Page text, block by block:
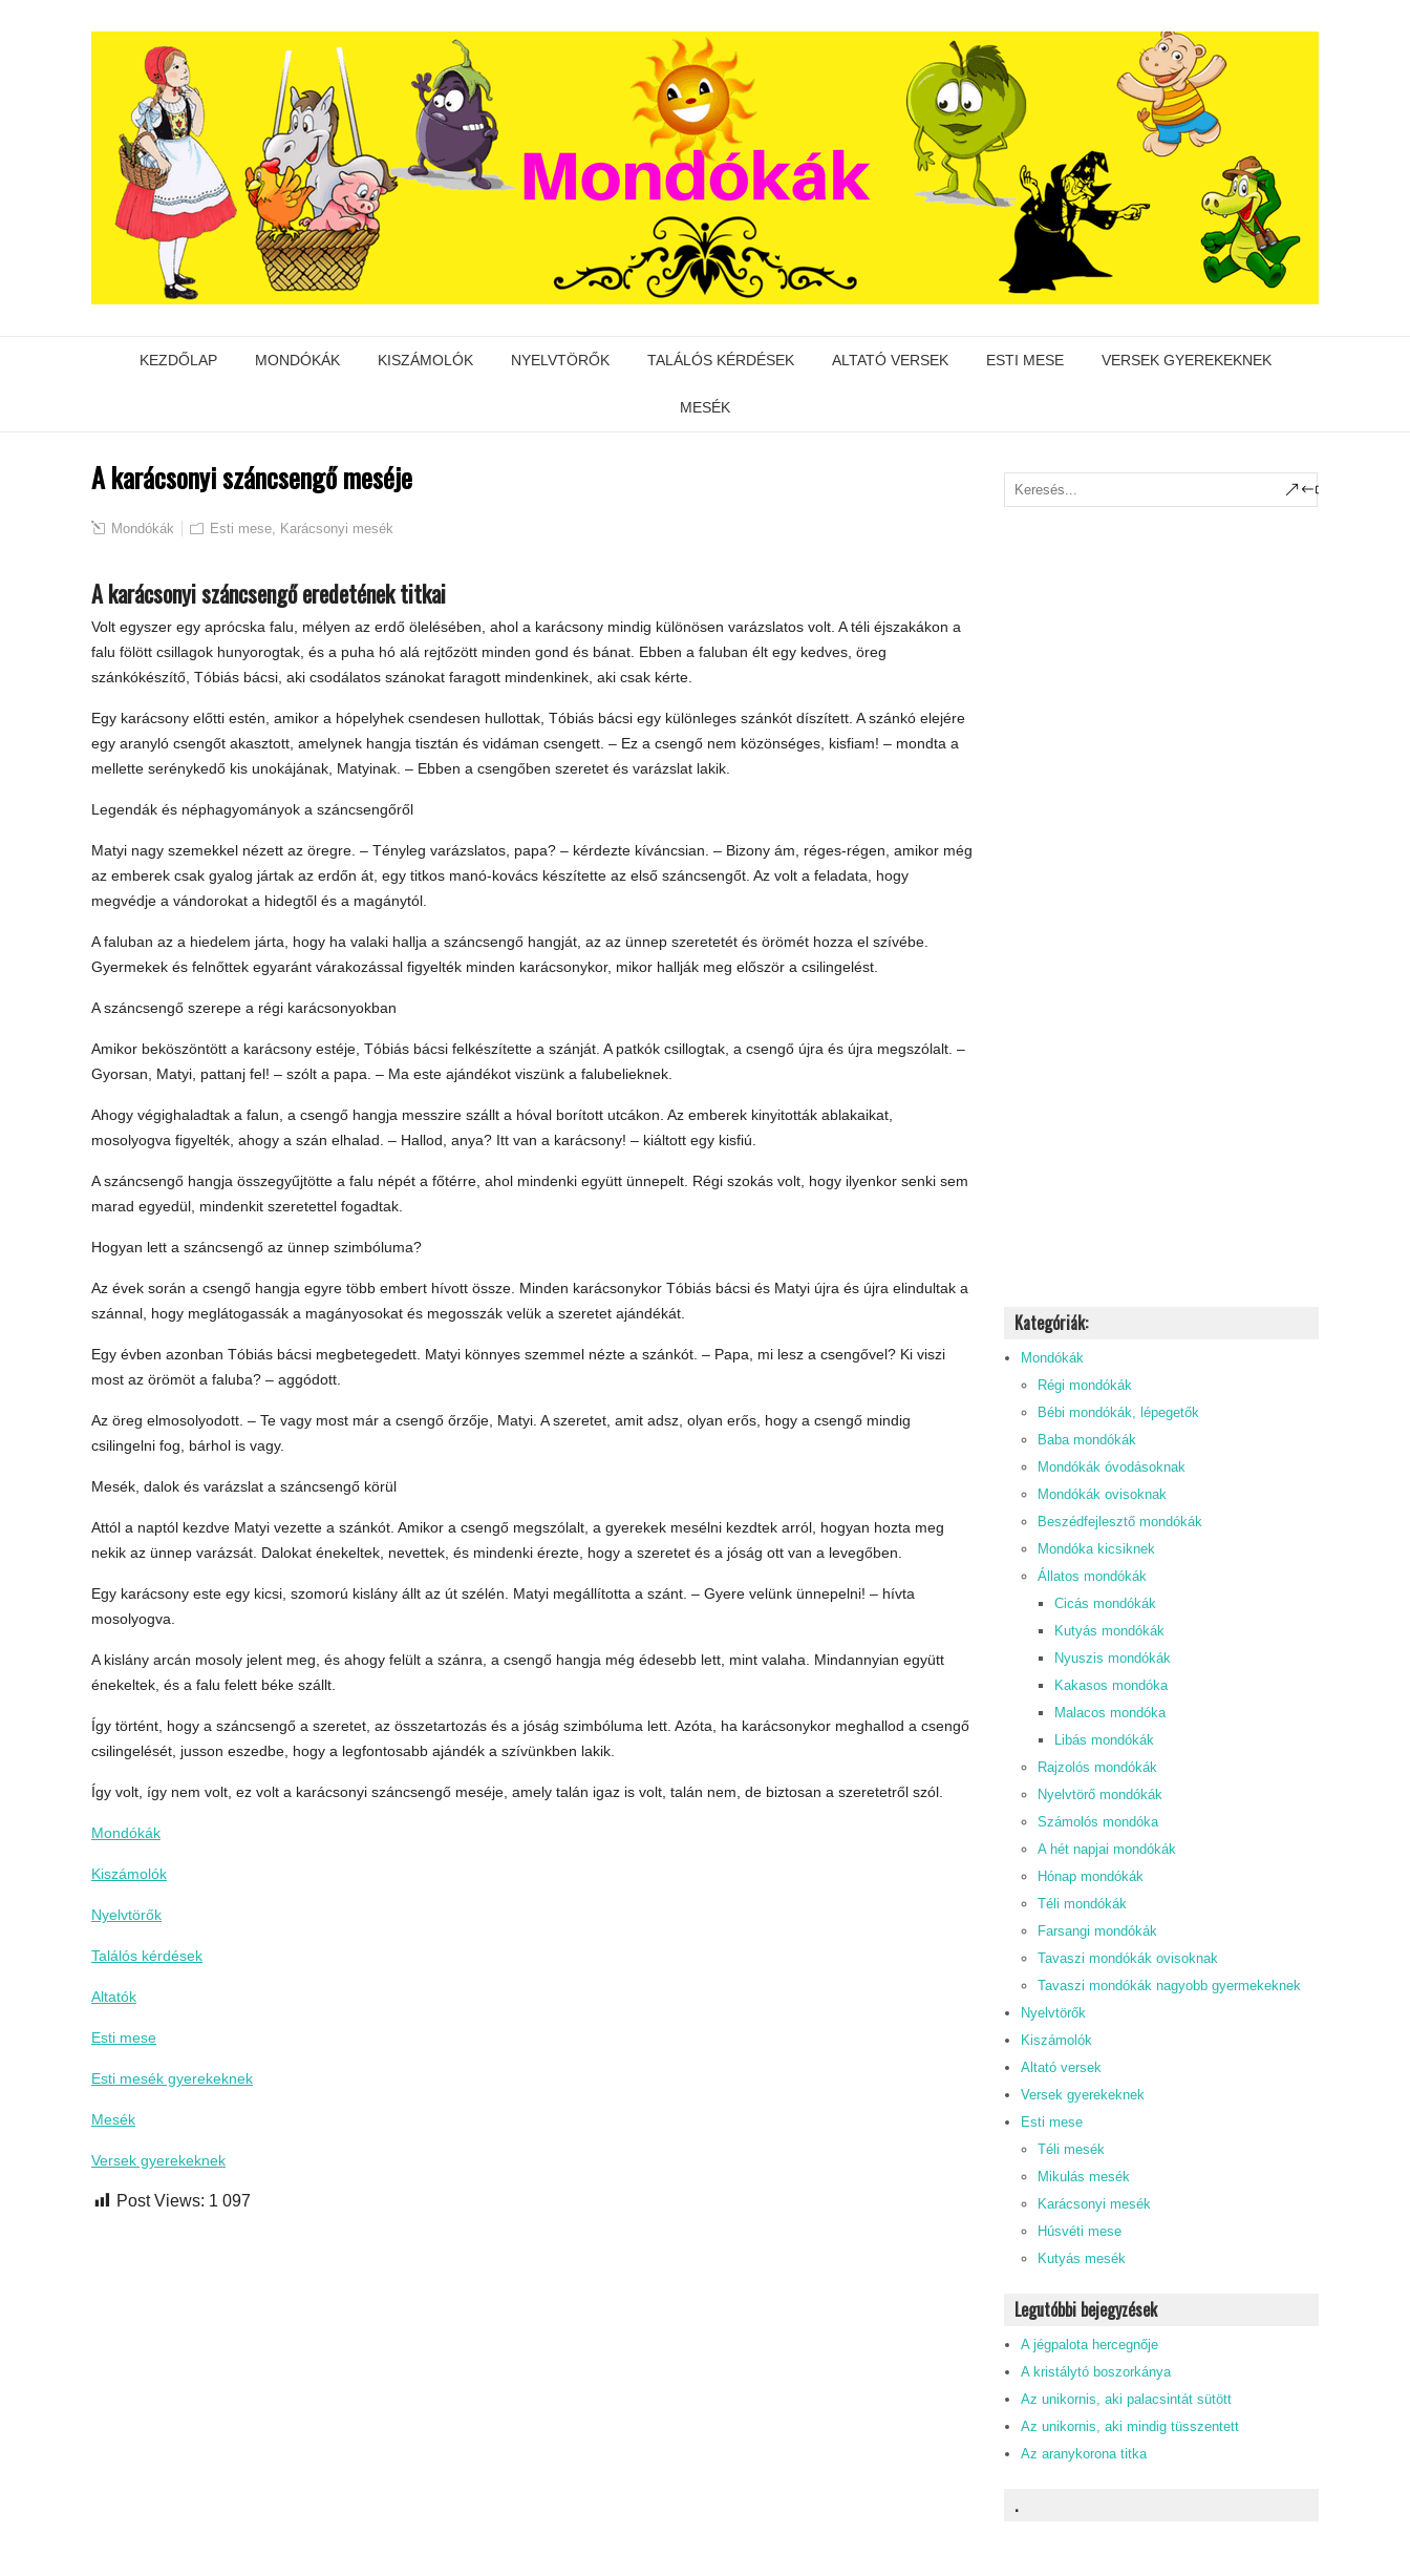
KEZDŐLAP MONDÓKÁK KISZÁMOLÓK NYELVTÖRŐK TALÁLÓS KÉRDÉSEK ALTATÓ VERSEK ESTI MESE VERSEK GYEREKEKNEK
MESÉK
A karácsonyi száncsengő meséje
Mondókák Esti mese, Karácsonyi mesék
A karácsonyi száncsengő eredetének titkai
Volt egyszer egy aprócska falu, mélyen az erdő ölelésében, ahol a karácsony mindig különösen varázslatos volt. A téli éjszakákon a
falu fölött csillagok hunyorogtak, és a puha hó alá rejtőzött minden gond és bánat. Ebben a faluban élt egy kedves, öreg
szánkókészítő, Tóbiás bácsi, aki csodálatos szánokat faragott mindenkinek, aki csak kérte.
Egy karácsony előtti estén, amikor a hópelyhek csendesen hullottak, Tóbiás bácsi egy különleges szánkót díszített. A szánkó elejére
egy aranyló csengőt akasztott, amelynek hangja tisztán és vidáman csengett. – Ez a csengő nem közönséges, kisfiam! – mondta a
mellette serénykedő kis unokájának, Matyinak. – Ebben a csengőben szeretet és varázslat lakik.
Legendák és néphagyományok a száncsengőről
Matyi nagy szemekkel nézett az öregre. – Tényleg varázslatos, papa? – kérdezte kíváncsian. – Bizony ám, réges-régen, amikor még
az emberek csak gyalog jártak az erdőn át, egy titkos manó-kovács készítette az első száncsengőt. Az volt a feladata, hogy
megvédje a vándorokat a hidegtől és a magánytól.
A faluban az a hiedelem járta, hogy ha valaki hallja a száncsengő hangját, az az ünnep szeretetét és örömét hozza el szívébe.
Gyermekek és felnőttek egyaránt várakozással figyelték minden karácsonykor, mikor hallják meg először a csilingelést.
A száncsengő szerepe a régi karácsonyokban
Amikor beköszöntött a karácsony estéje, Tóbiás bácsi felkészítette a szánját. A patkók csillogtak, a csengő újra és újra megszólalt. –
Gyorsan, Matyi, pattanj fel! – szólt a papa. – Ma este ajándékot viszünk a falubelieknek.
Ahogy végighaladtak a falun, a csengő hangja messzire szállt a hóval borított utcákon. Az emberek kinyitották ablakaikat,
mosolyogva figyelték, ahogy a szán elhalad. – Hallod, anya? Itt van a karácsony! – kiáltott egy kisfiú.
A száncsengő hangja összegyűjtötte a falu népét a főtérre, ahol mindenki együtt ünnepelt. Régi szokás volt, hogy ilyenkor senki sem
marad egyedül, mindenkit szeretettel fogadtak.
Hogyan lett a száncsengő az ünnep szimbóluma?
Az évek során a csengő hangja egyre több embert hívott össze. Minden karácsonykor Tóbiás bácsi és Matyi újra és újra elindultak a
szánnal, hogy meglátogassák a magányosokat és megosszák velük a szeretet ajándékát.
Egy évben azonban Tóbiás bácsi megbetegedett. Matyi könnyes szemmel nézte a szánkót. – Papa, mi lesz a csengővel? Ki viszi
most az örömöt a faluba? – aggódott.
Az öreg elmosolyodott. – Te vagy most már a csengő őrzője, Matyi. A szeretet, amit adsz, olyan erős, hogy a csengő mindig
csilingelni fog, bárhol is vagy.
Mesék, dalok és varázslat a száncsengő körül
Attól a naptól kezdve Matyi vezette a szánkót. Amikor a csengő megszólalt, a gyerekek mesélni kezdtek arról, hogyan hozta meg
nekik az ünnep varázsát. Dalokat énekeltek, nevettek, és mindenki érezte, hogy a szeretet és a jóság ott van a levegőben.
Egy karácsony este egy kicsi, szomorú kislány állt az út szélén. Matyi megállította a szánt. – Gyere velünk ünnepelni! – hívta
mosolyogva.
A kislány arcán mosoly jelent meg, és ahogy felült a szánra, a csengő hangja még édesebb lett, mint valaha. Mindannyian együtt
énekeltek, és a falu felett béke szállt.
Így történt, hogy a száncsengő a szeretet, az összetartozás és a jóság szimbóluma lett. Azóta, ha karácsonykor meghallod a csengő
csilingelését, jusson eszedbe, hogy a legfontosabb ajándék a szívünkben lakik.
Így volt, így nem volt, ez volt a karácsonyi száncsengő meséje, amely talán igaz is volt, talán nem, de biztosan a szeretetről szól.
Mondókák
Kiszámolók
Nyelvtörők
Találós kérdések
Altatók
Esti mese
Esti mesék gyerekeknek
Mesék
Versek gyerekeknek
Post Views: 1 097
Kategóriák:
Mondókák
Régi mondókák
Bébi mondókák, lépegetők
Baba mondókák
Mondókák óvodásoknak
Mondókák ovisoknak
Beszédfejlesztő mondókák
Mondóka kicsiknek
Állatos mondókák
Cicás mondókák
Kutyás mondókák
Nyuszis mondókák
Kakasos mondóka
Malacos mondóka
Libás mondókák
Rajzolós mondókák
Nyelvtörő mondókák
Számolós mondóka
A hét napjai mondókák
Hónap mondókák
Téli mondókák
Farsangi mondókák
Tavaszi mondókák ovisoknak
Tavaszi mondókák nagyobb gyermekeknek
Nyelvtörők
Kiszámolók
Altató versek
Versek gyerekeknek
Esti mese
Téli mesék
Mikulás mesék
Karácsonyi mesék
Húsvéti mese
Kutyás mesék
Legutóbbi bejegyzések
A jégpalota hercegnője
A kristálytó boszorkánya
Az unikornis, aki palacsintát sütött
Az unikornis, aki mindig tüsszentett
Az aranykorona titka
.